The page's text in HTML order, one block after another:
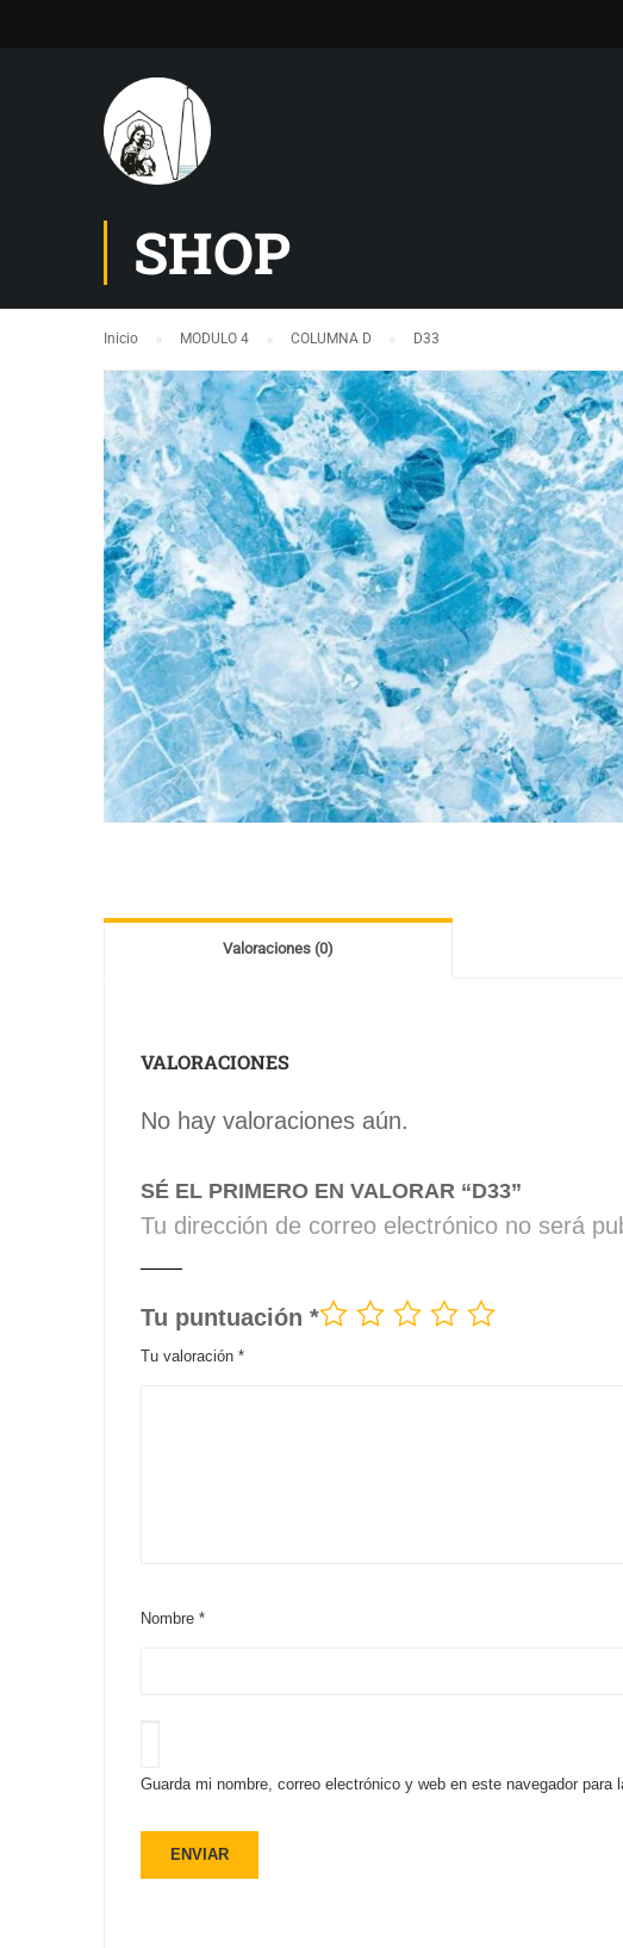
SHOP
Inicio MODULO 4 COLUMNA D D33
Valoraciones (0)
VALORACIONES
No hay valoraciones aún.
SÉ EL PRIMERO EN VALORAR “D33”
Tu dirección de correo electrónico no será
Tu puntuación *
Tu valoración *
Nombre *
Guarda mi nombre, correo electrónico y web en este navegador para